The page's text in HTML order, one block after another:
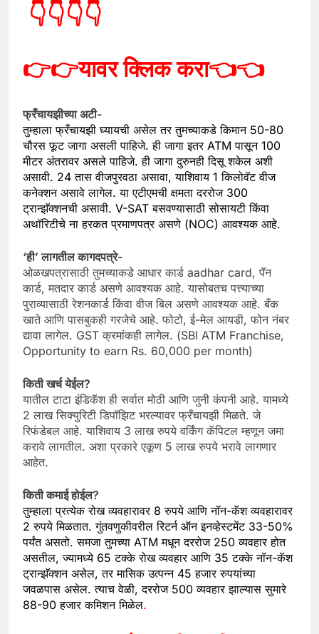
👇👇👇👇
👉👉यावर क्लिक करा👈👈
फ्रँचायझीच्या अटी-
तुम्हाला फ्रँचायझी घ्यायची असेल तर तुमच्याकडे किमान 50-80
चौरस फूट जागा असली पाहिजे. ही जागा इतर ATM पासून 100
मीटर अंतरावर असले पाहिजे. ही जागा दुरुनही दिसू शकेल अशी
असावी. 24 तास वीजपुरवठा असावा, याशिवाय 1 किलोवॅट वीज
कनेक्‍शन असावे लागेल. या एटीएमची क्षमता दररोज 300
ट्रान्झॅक्शनची असावी. V-SAT बसवण्यासाठी सोसायटी किंवा
अथॉरिटीचे ना हरकत प्रमाणपत्र असणे (NOC) आवश्यक आहे.
‘ही’ लागतील कागदपत्रे-
ओळखपत्रासाठी तुमच्याकडे आधार कार्ड aadhar card, पॅन
कार्ड, मतदार कार्ड असणे आवश्यक आहे. यासोबतच पत्त्याच्या
पुराव्यासाठी रेशनकार्ड किंवा वीज बिल असणे आवश्यक आहे. बँक
खाते आणि पासबुकही गरजेचे आहे. फोटो, ई-मेल आयडी, फोन नंबर
द्यावा लागेल. GST क्रमांकही लागेल. (SBI ATM Franchise,
Opportunity to earn Rs. 60,000 per month)
किती खर्च येईल?
यातील टाटा इंडिकॅश ही सर्वात मोठी आणि जुनी कंपनी आहे. यामध्ये
2 लाख सिक्युरिटी डिपॉझिट भरल्यावर फ्रँचायझी मिळते. जे
रिफंडेबल आहे. याशिवाय 3 लाख रुपये वर्किंग कॅपिटल म्हणून जमा
करावे लागतील. अशा प्रकारे एकूण 5 लाख रुपये भरावे लागणार
आहेत.
किती कमाई होईल?
तुम्हाला प्रत्येक रोख व्यवहारावर 8 रुपये आणि नॉन-कॅश व्यवहारावर
2 रुपये मिळतात. गुंतवणुकीवरील रिटर्न ऑन इनव्हेस्टमेंट 33-50%
पर्यंत असतो. समजा तुमच्या ATM मधून दररोज 250 व्यवहार होत
असतील, ज्यामध्ये 65 टक्के रोख व्यवहार आणि 35 टक्के नॉन-कॅश
ट्रान्झॅक्शन असेल, तर मासिक उत्पन्न 45 हजार रुपयांच्या
जवळपास असेल. त्याच वेळी, दररोज 500 व्यवहार झाल्यास सुमारे
88-90 हजार कमिशन मिळेल.